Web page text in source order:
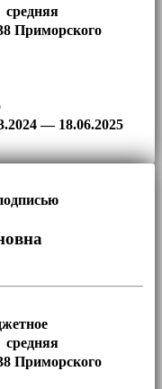
средняя
Приморского
— 18.06.2025
средняя
Приморского